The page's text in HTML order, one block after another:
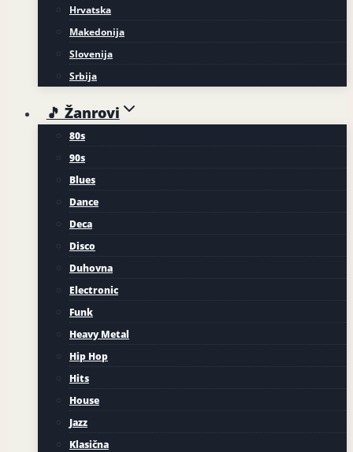
Hrvatska
Makedonija
Slovenija
Srbija
🎵 Žanrovi
80s
90s
Blues
Dance
Deca
Disco
Duhovna
Electronic
Funk
Heavy Metal
Hip Hop
Hits
House
Jazz
Klasična